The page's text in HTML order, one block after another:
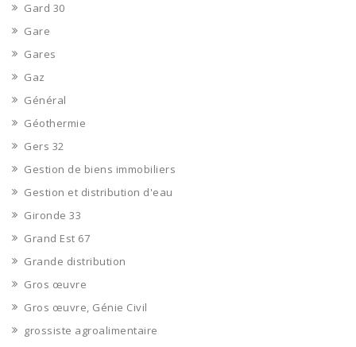
Gard 30
Gare
Gares
Gaz
Général
Géothermie
Gers 32
Gestion de biens immobiliers
Gestion et distribution d'eau
Gironde 33
Grand Est 67
Grande distribution
Gros œuvre
Gros œuvre, Génie Civil
grossiste agroalimentaire